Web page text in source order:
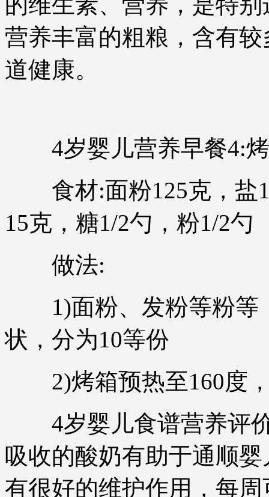
营养丰富的粗粮，含有
道健康。
4岁婴儿营养早餐4:烤
食材:面粉125克，盐
15克，糖1/2勺，粉1/2勺
做法:
1)面粉、发粉等粉等
状，分为10等份
2)烤箱预热至160度，
4岁婴儿食谱营养评价
吸收的酸奶有助于通顺
有很好的维护作用，每